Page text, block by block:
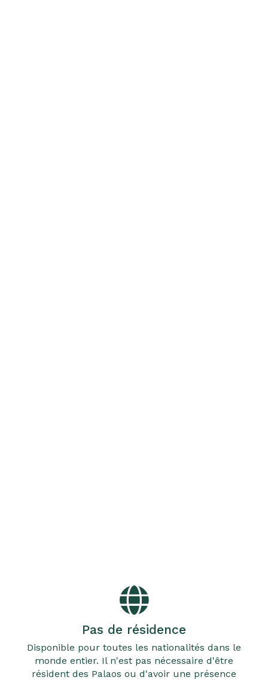
Pas de résidence
Disponible pour toutes les nationalités dans le
monde entier. Il n'est pas nécessaire d'être
résident des Palaos ou d'avoir une présence